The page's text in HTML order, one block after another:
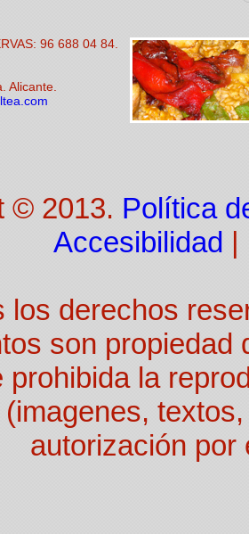
96 688 04 84.
Alicante.
© 2013. Política
Accesibilidad |
los derechos
son
prohibida la
autorización por